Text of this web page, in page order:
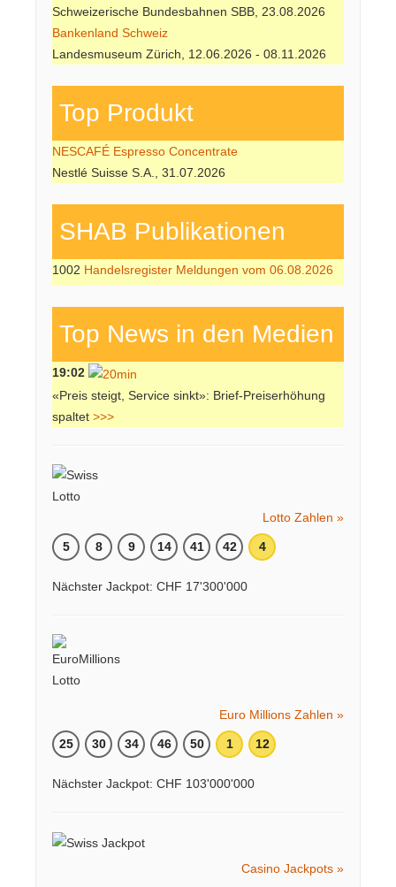
Schweizerische Bundesbahnen SBB, 23.08.2026
Bankenland Schweiz
Landesmuseum Zürich, 12.06.2026 - 08.11.2026
Top Produkt
NESCAFÉ Espresso Concentrate
Nestlé Suisse S.A., 31.07.2026
SHAB Publi­kati­onen
1002 Handelsregister Meldungen vom 06.08.2026
Top News in den Medien
19:02
«Preis steigt, Service sinkt»: Brief-Preiserhöhung
spaltet >>>
Lotto Zahlen »
5 8 9 14 41 42 4
Nächster Jackpot: CHF 17'300'000
Euro Millions Zahlen »
25 30 34 46 50 1 12
Nächster Jackpot: CHF 103'000'000
Casino Jackpots »